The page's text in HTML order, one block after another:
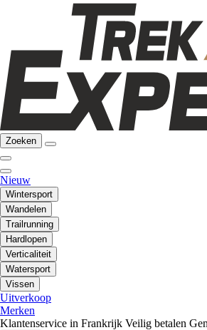
Zoeken
Nieuw
Wintersport
Wandelen
Trailrunning
Hardlopen
Verticaliteit
Watersport
Vissen
Uitverkoop
Merken
Klantenservice in Frankrijk Veilig betalen